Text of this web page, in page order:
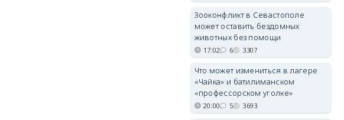
Зооконфликт в Севастополе
может оставить бездомных
животных без помощи
17:02 6 3307
Что может измениться в лагере
«Чайка» и батилиманском
«профессорском уголке»
20:00 5 3693